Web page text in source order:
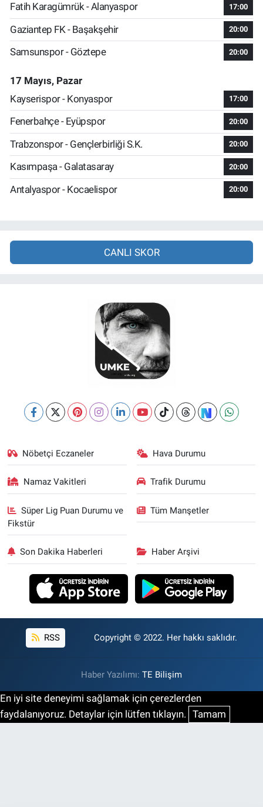
Fatih Karagümrük - Alanyaspor
17:00
Gaziantep FK - Başakşehir 20:00
Samsunspor - Göztepe 20:00
17 Mayıs, Pazar
Kayserispor - Konyaspor
17:00
Fenerbahçe - Eyüpspor 20:00
Trabzonspor - Gençlerbirliği S.K. 20:00
Kasımpaşa - Galatasaray 20:00
Antalyaspor - Kocaelispor 20:00
CANLI SKOR
Nöbetçi Eczaneler Hava Durumu
Namaz Vakitleri Trafik Durumu
Süper Lig Puan Durumu ve
Fikstür
Tüm Manşetler
Son Dakika Haberleri Haber Arşivi
RSS Copyright © 2022. Her hakkı saklıdır.
Haber Yazılımı: TE Bilişim
En iyi site deneyimi sağlamak için çerezlerden
faydalanıyoruz. Detaylar için lütfen tıklayın. Tamam